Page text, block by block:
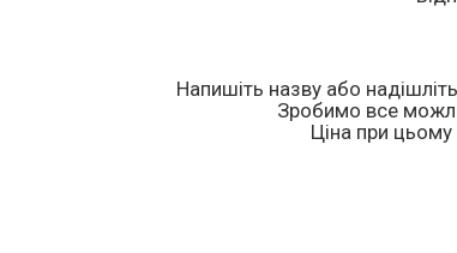
Напишіть назву або
Зробимо все
Ціна при